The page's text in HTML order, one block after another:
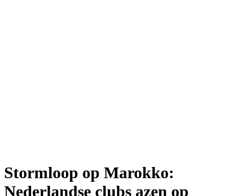
Stormloop op Marokko:
Nederlandse clubs azen op